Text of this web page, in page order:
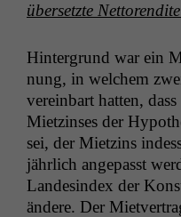
über­set­zte
Hin­ter­grund war ein
nung, in welchem
vere­in­bart hat­ten,
Miet­zins­es der
sei, der Miet­zins
jährlich angepasst
Lan­desin­dex der
ändere. Der